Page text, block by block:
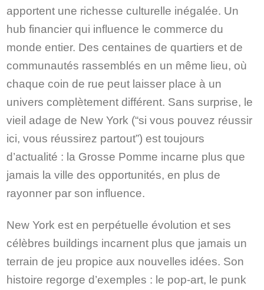
apportent une richesse culturelle inégalée. Un
hub financier qui influence le commerce du
monde entier. Des centaines de quartiers et de
communautés rassemblés en un même lieu, où
chaque coin de rue peut laisser place à un
univers complètement différent. Sans surprise, le
vieil adage de New York (“si vous pouvez réussir
ici, vous réussirez partout”) est toujours
d’actualité : la Grosse Pomme incarne plus que
jamais la ville des opportunités, en plus de
rayonner par son influence.
New York est en perpétuelle évolution et ses
célèbres buildings incarnent plus que jamais un
terrain de jeu propice aux nouvelles idées. Son
histoire regorge d’exemples : le pop-art, le punk